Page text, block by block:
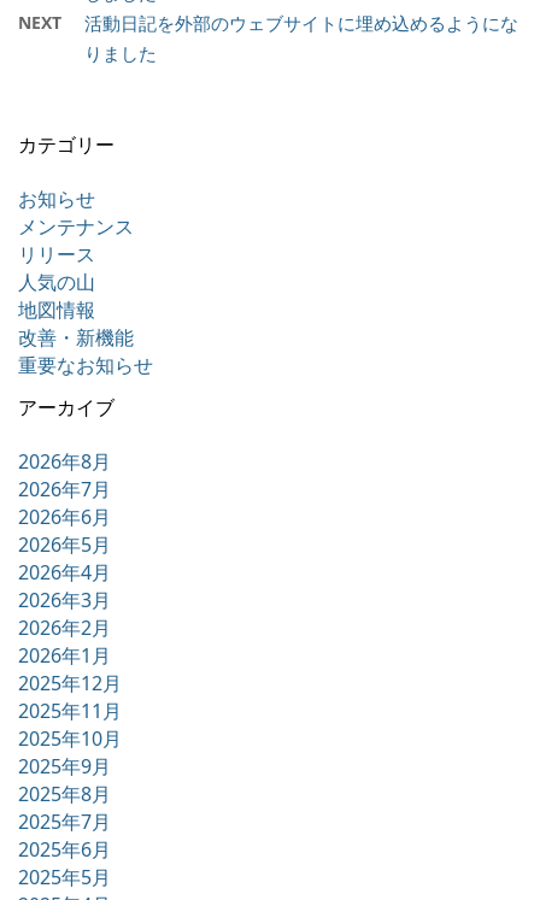
NEXT
活動日記を外部のウェブサイトに埋め込めるようにな
りました
カテゴリー
お知らせ
メンテナンス
リリース
人気の山
地図情報
改善・新機能
重要なお知らせ
アーカイブ
2026年8月
2026年7月
2026年6月
2026年5月
2026年4月
2026年3月
2026年2月
2026年1月
2025年12月
2025年11月
2025年10月
2025年9月
2025年8月
2025年7月
2025年6月
2025年5月